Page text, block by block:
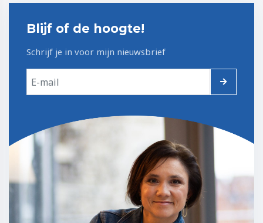
Blijf of de hoogte!
Schrijf je in voor mijn nieuwsbrief